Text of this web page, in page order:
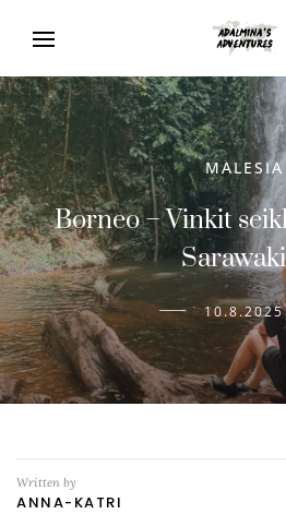
MALESIA
Borneo – Vinkit
10.8.2025
Written by
ANNA-KATRI